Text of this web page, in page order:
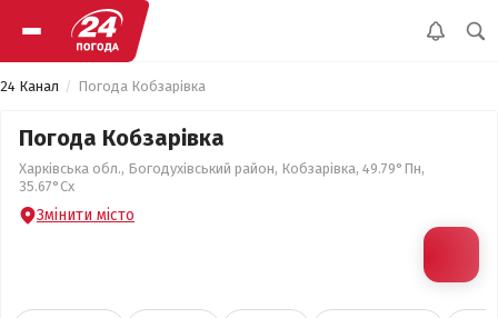
24 Канал Погода Кобзарівка
Погода Кобзарівка
Харківська обл., Богодухівський район, Кобзарівка, 49.79°Пн,
35.67°Сх
Змінити місто